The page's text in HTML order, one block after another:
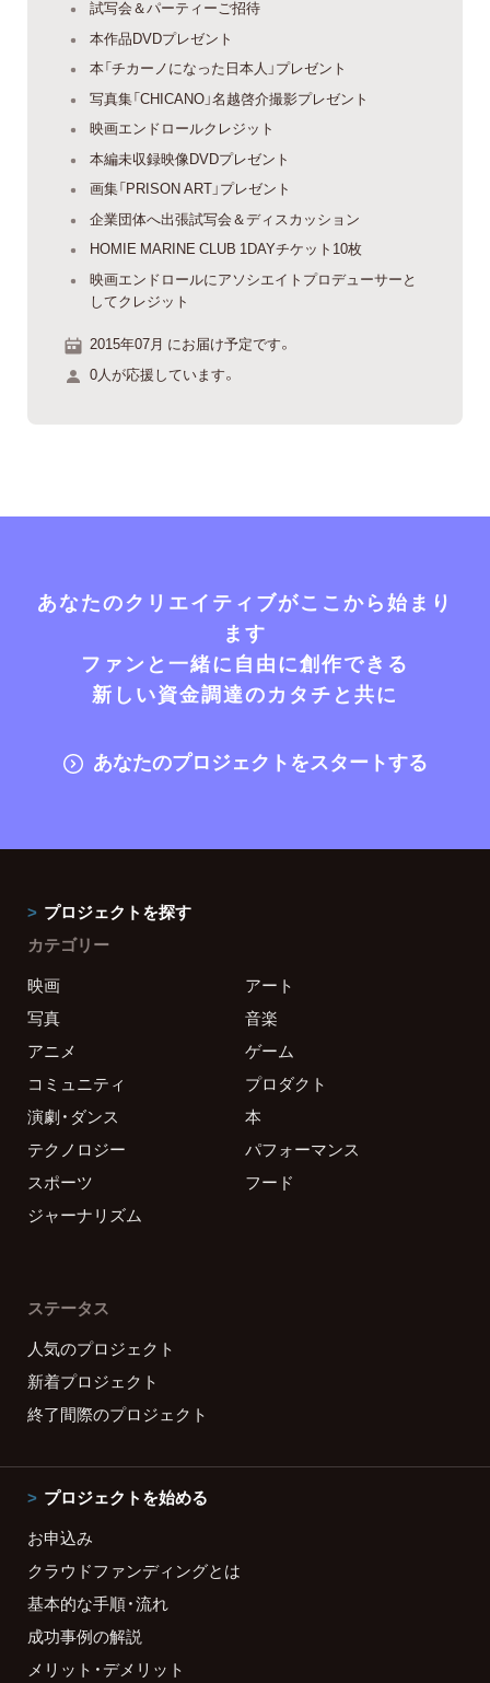
試写会＆パーティーご招待
本作品DVDプレゼント
本「チカーノになった日本人」プレゼント
写真集「CHICANO」名越啓介撮影プレゼント
映画エンドロールクレジット
本編未収録映像DVDプレゼント
画集「PRISON ART」プレゼント
企業団体へ出張試写会＆ディスカッション
HOMIE MARINE CLUB 1DAYチケット10枚
映画エンドロールにアソシエイトプロデューサーと
してクレジット
2015年07月 にお届け予定です。
0人が応援しています。
あなたのクリエイティブがここから始まり
ます
ファンと一緒に自由に創作できる
新しい資金調達のカタチと共に
あなたのプロジェクトをスタートする
プロジェクトを探す
カテゴリー
映画
アート
写真
音楽
アニメ
ゲーム
コミュニティ
プロダクト
演劇・ダンス
本
テクノロジー
パフォーマンス
スポーツ
フード
ジャーナリズム
ステータス
人気のプロジェクト
新着プロジェクト
終了間際のプロジェクト
プロジェクトを始める
お申込み
クラウドファンディングとは
基本的な手順・流れ
成功事例の解説
メリット・デメリット